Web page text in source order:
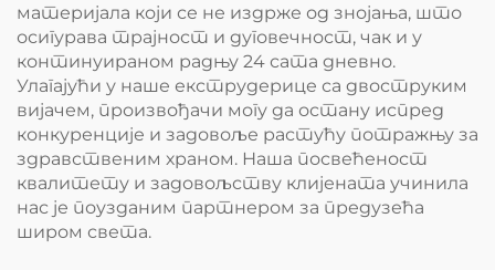
материјала који се не издрже од знојања, што
осигурава трајност и дуговечност, чак и у
континуираном радњу 24 сата дневно.
Улагајући у наше екструдерице са двоструким
вијачем, произвођачи могу да остану испред
конкуренције и задовоље растућу потражњу за
здравственим храном. Наша посвећеност
квалитету и задовољству клијената учинила
нас је поузданим партнером за предузећа
широм света.